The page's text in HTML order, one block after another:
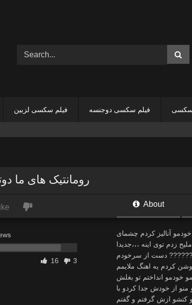
فیلم سکسی لزبین فیلم سکسی دوجنسه سکسی
رومانتیک های ما
About
16 3
آنالیز کردم چشمای
زدم توی اینه ،،،جدیدا
دست از سرخودم
کردم یه اهنگ ملایمم
خودمو انداختم تو بغلش
از خودش جدا کردو با
کتشو ازش گرفتم و گفتم